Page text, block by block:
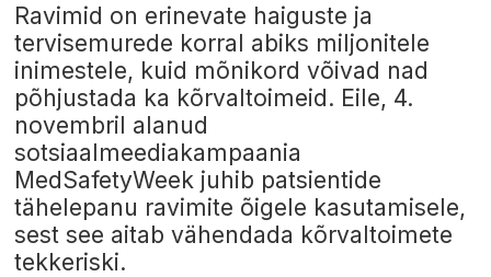
Ravimid on erinevate haiguste ja
tervisemurede korral abiks miljonitele
inimestele, kuid mõnikord võivad nad
põhjustada ka kõrvaltoimeid. Eile, 4.
novembril alanud
sotsiaalmeediakampaania
MedSafetyWeek juhib patsientide
tähelepanu ravimite õigele kasutamisele,
sest see aitab vähendada kõrvaltoimete
tekkeriski.